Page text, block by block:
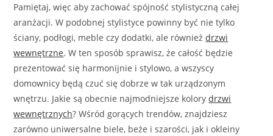
Pamiętaj, więc aby zachować spójność stylistyczną całej
aranżacji. W podobnej stylistyce powinny być nie tylko
ściany, podłogi, meble czy dodatki, ale równieżdrzwi
wewnętrzne. W ten sposób sprawisz, że całość będzie
prezentować się harmonijnie i stylowo, a wszyscy
domownicy będą czuć się dobrze w tak urządzonym
wnętrzu. Jakie są obecnie najmodniejsze kolorydrzwi
wewnętrznych? Wśród gorących trendów, znajdziesz
zarówno uniwersalne biele, beże i szarości, jak i okleiny